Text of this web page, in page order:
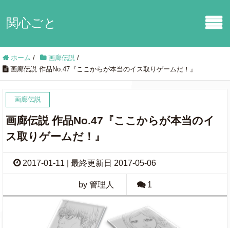
関心ごと
ホーム / 画廊伝説 /
画廊伝説 作品No.47『ここからが本当のイス取りゲームだ！』
画廊伝説
画廊伝説 作品No.47『ここからが本当のイ
ス取りゲームだ！』
2017-01-11 | 最終更新日 2017-05-06
by 管理人 1